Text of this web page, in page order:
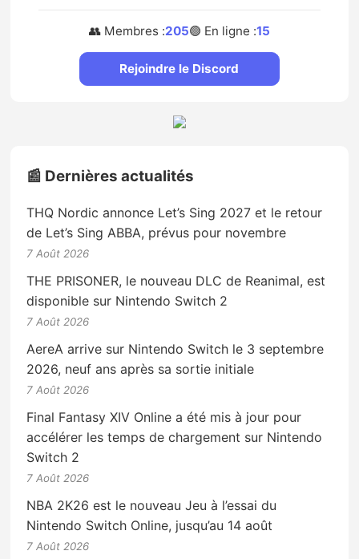
👥 Membres :205🟢 En ligne :15
Rejoindre le Discord
📰 Dernières actualités
THQ Nordic annonce Let’s Sing 2027 et le retour
de Let’s Sing ABBA, prévus pour novembre
7 Août 2026
THE PRISONER, le nouveau DLC de Reanimal, est
disponible sur Nintendo Switch 2
7 Août 2026
AereA arrive sur Nintendo Switch le 3 septembre
2026, neuf ans après sa sortie initiale
7 Août 2026
Final Fantasy XIV Online a été mis à jour pour
accélérer les temps de chargement sur Nintendo
Switch 2
7 Août 2026
NBA 2K26 est le nouveau Jeu à l’essai du
Nintendo Switch Online, jusqu’au 14 août
7 Août 2026